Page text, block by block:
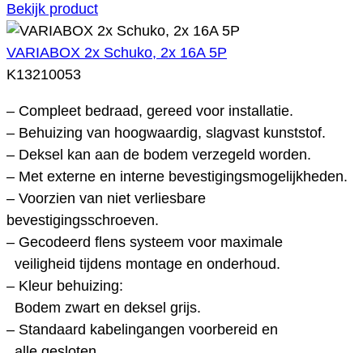
Bekijk product
VARIABOX 2x Schuko, 2x 16A 5P
K13210053
– Compleet bedraad, gereed voor installatie.
– Behuizing van hoogwaardig, slagvast kunststof.
– Deksel kan aan de bodem verzegeld worden.
– Met externe en interne bevestigingsmogelijkheden.
– Voorzien van niet verliesbare
bevestigingsschroeven.
– Gecodeerd flens systeem voor maximale
veiligheid tijdens montage en onderhoud.
– Kleur behuizing:
Bodem zwart en deksel grijs.
– Standaard kabelingangen voorbereid en